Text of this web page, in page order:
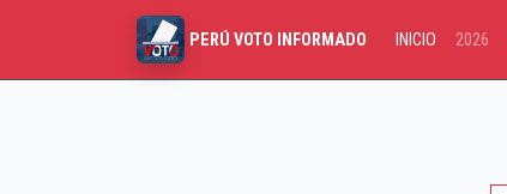
PERÚ VOTO INFORMADO INICIO 2026